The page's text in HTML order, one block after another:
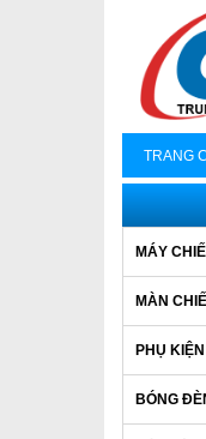
TRANG
MÁY
MÀN
PHỤ
BÓNG